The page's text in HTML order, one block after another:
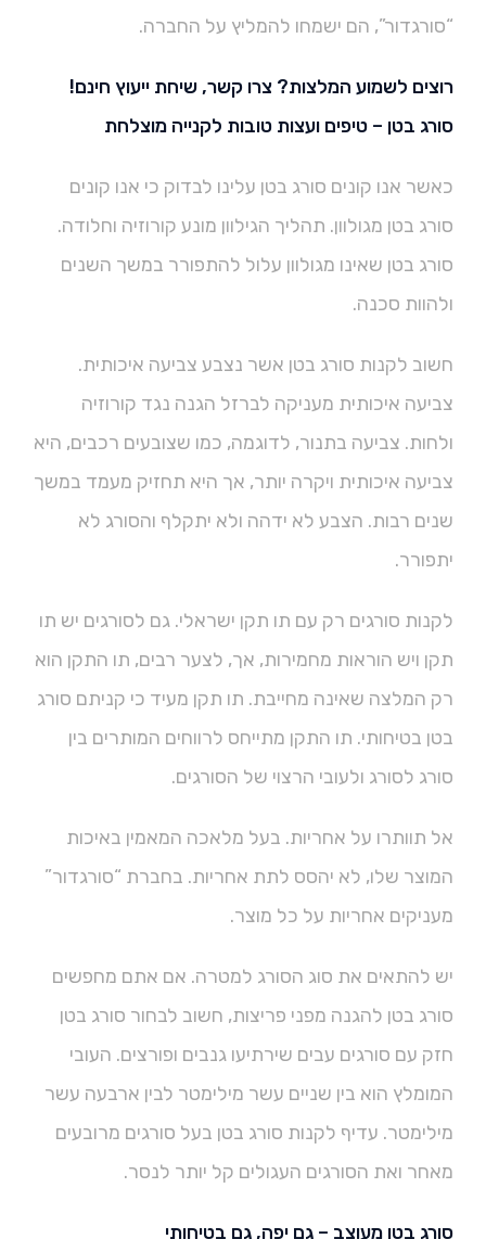
“סורגדור”, הם ישמחו להמליץ על החברה.
רוצים לשמוע המלצות? צרו קשר, שיחת ייעוץ חינם!
סורג בטן – טיפים ועצות טובות לקנייה מוצלחת
כאשר אנו קונים סורג בטן עלינו לבדוק כי אנו קונים
סורג בטן מגולוון. תהליך הגילוון מונע קורוזיה וחלודה.
סורג בטן שאינו מגולוון עלול להתפורר במשך השנים
ולהוות סכנה.
חשוב לקנות סורג בטן אשר נצבע צביעה איכותית.
צביעה איכותית מעניקה לברזל הגנה נגד קורוזיה
ולחות. צביעה בתנור, לדוגמה, כמו שצובעים רכבים, היא
צביעה איכותית ויקרה יותר, אך היא תחזיק מעמד במשך
שנים רבות. הצבע לא ידהה ולא יתקלף והסורג לא
יתפורר.
לקנות סורגים רק עם תו תקן ישראלי. גם לסורגים יש תו
תקן ויש הוראות מחמירות, אך, לצער רבים, תו התקן הוא
רק המלצה שאינה מחייבת. תו תקן מעיד כי קניתם סורג
בטן בטיחותי. תו התקן מתייחס לרווחים המותרים בין
סורג לסורג ולעובי הרצוי של הסורגים.
אל תוותרו על אחריות. בעל מלאכה המאמין באיכות
המוצר שלו, לא יהסס לתת אחריות. בחברת “סורגדור”
מעניקים אחריות על כל מוצר.
יש להתאים את סוג הסורג למטרה. אם אתם מחפשים
סורג בטן להגנה מפני פריצות, חשוב לבחור סורג בטן
חזק עם סורגים עבים שירתיעו גנבים ופורצים. העובי
המומלץ הוא בין שניים עשר מילימטר לבין ארבעה עשר
מילימטר. עדיף לקנות סורג בטן בעל סורגים מרובעים
מאחר ואת הסורגים העגולים קל יותר לנסר.
סורג בטן מעוצב – גם יפה, גם בטיחותי